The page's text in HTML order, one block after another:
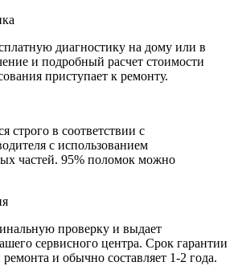
диагностику на дому или в
и подробный расчет стоимости
приступает к ремонту.
строго в соответствии с
с использованием
частей. 95% поломок можно
проверку и выдает
сервисного центра. Срок гарантии
и обычно составляет 1-2 года.